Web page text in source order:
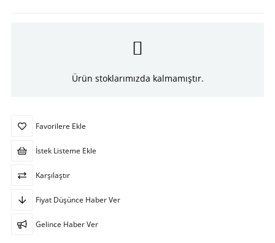
Ürün stoklarımızda kalmamıştır.
Favorilere Ekle
İstek Listeme Ekle
Karşılaştır
Fiyat Düşünce Haber Ver
Gelince Haber Ver